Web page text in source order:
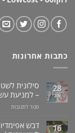
כתבות אחרונות
28
אוג
סילונית
– למניעת
סגור לתגובות
16
דבש